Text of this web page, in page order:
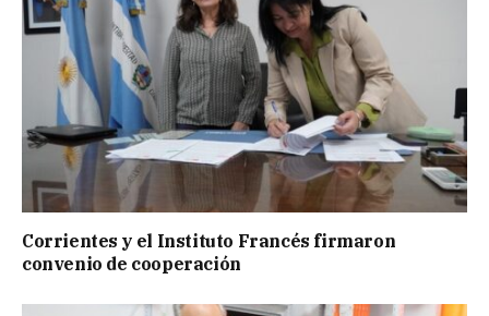
Corrientes y el Instituto Francés firmaron
convenio de cooperación